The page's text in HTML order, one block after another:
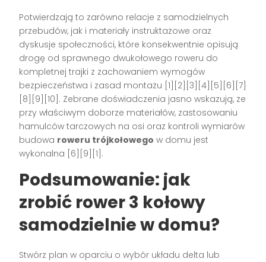
Potwierdzają to zarówno relacje z samodzielnych
przebudów, jak i materiały instruktażowe oraz
dyskusje społeczności, które konsekwentnie opisują
drogę od sprawnego dwukołowego roweru do
kompletnej trajki z zachowaniem wymogów
bezpieczeństwa i zasad montażu [1][2][3][4][5][6][7]
[8][9][10]. Zebrane doświadczenia jasno wskazują, że
przy właściwym doborze materiałów, zastosowaniu
hamulców tarczowych na osi oraz kontroli wymiarów
budowa roweru trójkołowego w domu jest
wykonalna [6][9][1].
Podsumowanie: jak
zrobić rower 3 kołowy
samodzielnie w domu?
Stwórz plan w oparciu o wybór układu delta lub